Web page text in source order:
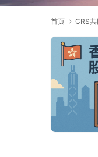
首页 CRS